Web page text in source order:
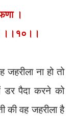
।
।।१०।।
ना हो तो
पैदा करने को
की वह जहरीला है